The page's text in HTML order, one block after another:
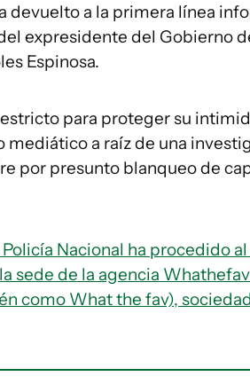
devuelto a la primera línea
expresidente del Gobierno
Espinosa.
para proteger su
a raíz de una
por presunto blanqueo de
Policía Nacional ha procedido
sede de la agencia
como What the fav),